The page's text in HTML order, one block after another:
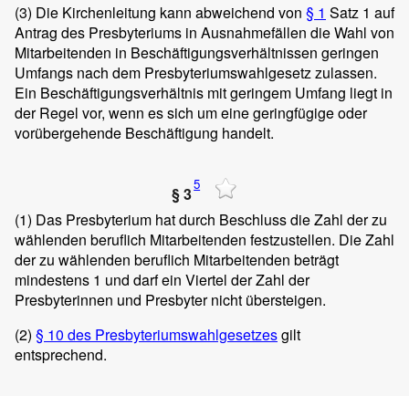
(3) Die Kirchenleitung kann abweichend von § 1 Satz 1 auf
Antrag des Presbyteriums in Ausnahmefällen die Wahl von
Mitarbeitenden in Beschäftigungsverhältnissen geringen
Umfangs nach dem Presbyteriumswahlgesetz zulassen.
Ein Beschäftigungsverhältnis mit geringem Umfang liegt in
der Regel vor, wenn es sich um eine geringfügige oder
vorübergehende Beschäftigung handelt.
§ 35
(1) Das Presbyterium hat durch Beschluss die Zahl der zu
wählenden beruflich Mitarbeitenden festzustellen. Die Zahl
der zu wählenden beruflich Mitarbeitenden beträgt
mindestens 1 und darf ein Viertel der Zahl der
Presbyterinnen und Presbyter nicht übersteigen.
(2) § 10 des Presbyteriumswahlgesetzesgilt
entsprechend.